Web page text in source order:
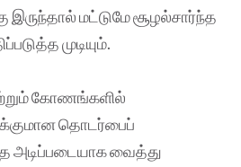
இருந்தால் மட்டுமே சூழல்சார்ந்த
முடியும்.
கோணங்களில்
தொடர்பைப்
அடிப்படையாக வைத்து